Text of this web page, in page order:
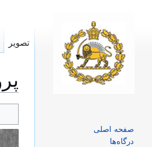
به
به
تصویر
صفحه اصلی
درگاه‌ها